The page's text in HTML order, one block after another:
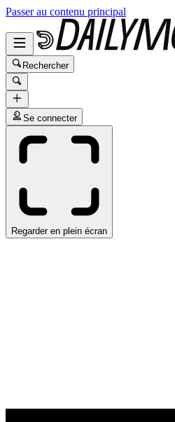
Passer au contenu principal
Rechercher
Se connecter
Regarder en plein écran